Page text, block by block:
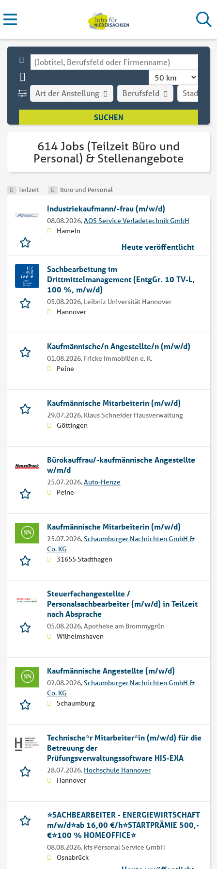
Stadt
Art der Anstellung Berufsfeld
614 Jobs (Teilzeit Büro und
Personal) & Stellenangebote
Teilzeit Büro und Personal
Industriekaufmann/-frau (m/w/d)
08.08.2026,AOS Service Verladetechnik GmbH
Hameln
Heute veröffentlicht
Sachbearbeitung im
Drittmittelmanagement (EntgGr. 10 TV-L,
100 %, m/w/d)
05.08.2026, Leibniz Universität Hannover
Hannover
Kaufmännische/n Angestellte/n (m/w/d)
01.08.2026, Fricke Immobilien e. K.
Peine
Kaufmännische Mitarbeiterin (m/w/d)
29.07.2026, Klaus Schneider Hausverwaltung
Göttingen
Bürokauffrau/-kaufmännische Angestellte
w/m/d
25.07.2026,Auto-Henze
Peine
Kaufmännische Mitarbeiterin (m/w/d)
25.07.2026,Schaumburger Nachrichten GmbH &
Co. KG
31655 Stadthagen
Steuerfachangestellte /
Personalsachbearbeiter (m/w/d) in Teilzeit
nach Absprache
05.08.2026,Apotheke am Brommygrün
Wilhelmshaven
Kaufmännische Angestellte (m/w/d)
02.08.2026,Schaumburger Nachrichten GmbH &
Co. KG
Schaumburg
Technische*r Mitarbeiter*in (m/w/d) für die
Betreuung der
Prüfungsverwaltungssoftware HIS-EXA
28.07.2026, Hochschule Hannover
Hannover
⭐️SACHBEARBEITER - ENERGIEWIRTSCHAFT
m/w/d⭐️ab 16,00 €/h⭐️STARTPRÄMIE 500,-
€⭐️100 % HOMEOFFICE⭐️
08.08.2026, kfs Personal Service GmbH
Osnabrück